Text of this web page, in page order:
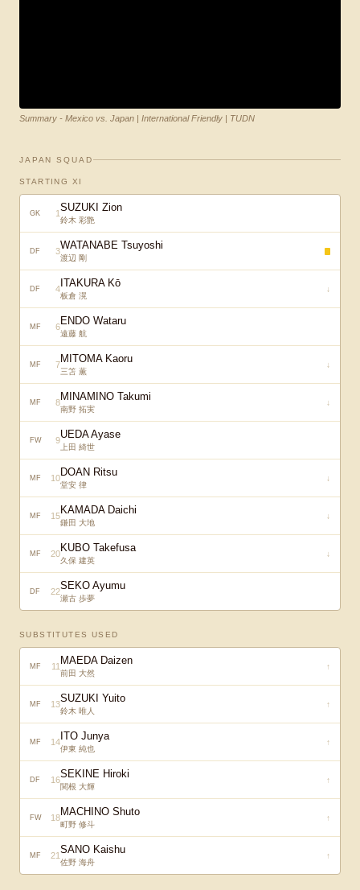
Summary - Mexico vs. Japan | International Friendly | TUDN
JAPAN SQUAD
STARTING XI
GK 1SUZUKI Zion
鈴木 彩艶
DF 3WATANABE Tsuyoshi
渡辺 剛
DF 4 ITAKURA Kō
板倉 滉
↓
MF 6ENDO Wataru
遠藤 航
MF 7MITOMA Kaoru
三笘 薫
↓
MF 8MINAMINO Takumi
南野 拓実
↓
FW 9UEDA Ayase
上田 綺世
MF 10DOAN Ritsu
堂安 律
↓
MF 15KAMADA Daichi
鎌田 大地
↓
MF 20KUBO Takefusa
久保 建英
↓
DF 22SEKO Ayumu
瀬古 歩夢
SUBSTITUTES USED
MF 11 MAEDA Daizen
前田 大然
↑
MF 13SUZUKI Yuito
鈴木 唯人
↑
MF 14 ITO Junya
伊東 純也
↑
DF 16SEKINE Hiroki
関根 大輝
↑
FW 18MACHINO Shuto
町野 修斗
↑
MF 21SANO Kaishu
佐野 海舟
↑